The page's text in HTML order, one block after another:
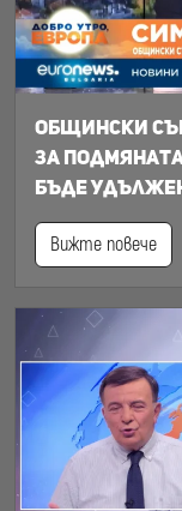
Общински
за
бъде
Вижте повече